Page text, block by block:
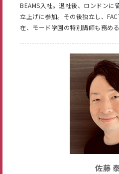
BEAMS入社。退社後、ロンドンに
立上げに参加。その後独立し、
在、モード学園の特別講師も務める
佐藤